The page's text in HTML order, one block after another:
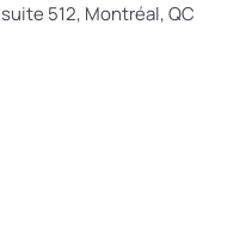
512, Montréal, QC